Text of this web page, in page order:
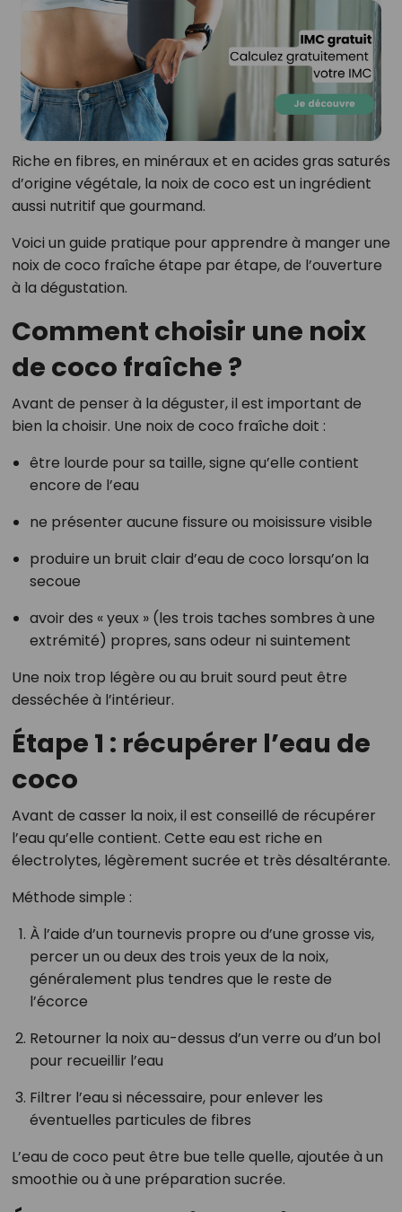
Riche en fibres, en minéraux et en acides gras saturés
d’origine végétale, la noix de coco est un ingrédient
aussi nutritif que gourmand.
Voici un guide pratique pour apprendre à manger une
noix de coco fraîche étape par étape, de l’ouverture
à la dégustation.
Comment choisir une noix
de coco fraîche ?
Avant de penser à la déguster, il est important de
bien la choisir. Une noix de coco fraîche doit :
être lourde pour sa taille, signe qu’elle contient
encore de l’eau
ne présenter aucune fissure ou moisissure visible
produire un bruit clair d’eau de coco lorsqu’on la
secoue
avoir des « yeux » (les trois taches sombres à une
extrémité) propres, sans odeur ni suintement
Une noix trop légère ou au bruit sourd peut être
desséchée à l’intérieur.
Étape 1 : récupérer l’eau de
coco
Avant de casser la noix, il est conseillé de récupérer
l’eau qu’elle contient. Cette eau est riche en
électrolytes, légèrement sucrée et très désaltérante.
Méthode simple :
À l’aide d’un tournevis propre ou d’une grosse vis,
percer un ou deux des trois yeux de la noix,
généralement plus tendres que le reste de
l’écorce
Retourner la noix au-dessus d’un verre ou d’un bol
pour recueillir l’eau
Filtrer l’eau si nécessaire, pour enlever les
éventuelles particules de fibres
L’eau de coco peut être bue telle quelle, ajoutée à un
smoothie ou à une préparation sucrée.